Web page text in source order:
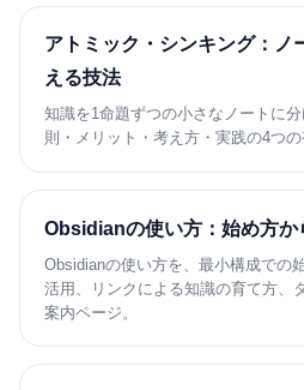
アトミック・シンキング：ノ
える技法
知識を1命題ずつの小さなノートに
則・メリット・考え方・実践の4つの
Obsidianの使い方：始め方か
Obsidianの使い方を、最小構成での
活用、リンクによる知識の育て方、
案内ページ。